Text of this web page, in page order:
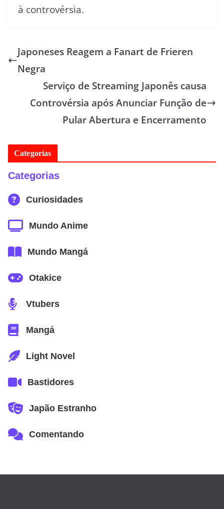
à controvérsia.
Japoneses Reagem a Fanart de Frieren
Negra
Serviço de Streaming Japonês causa
Controvérsia após Anunciar Função de
Pular Abertura e Encerramento
Categorias
Categorias
Curiosidades
Mundo Anime
Mundo Mangá
Otakice
Vtubers
Mangá
Light Novel
Bastidores
Japão Estranho
Comentando